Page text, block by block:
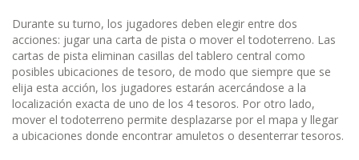
Durante su turno, los jugadores deben elegir entre dos
acciones: jugar una carta de pista o mover el todoterreno. Las
cartas de pista eliminan casillas del tablero central como
posibles ubicaciones de tesoro, de modo que siempre que se
elija esta acción, los jugadores estarán acercándose a la
localización exacta de uno de los 4 tesoros. Por otro lado,
mover el todoterreno permite desplazarse por el mapa y llegar
a ubicaciones donde encontrar amuletos o desenterrar tesoros.